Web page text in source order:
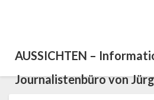
AUSSICHTEN –
Journalistenbüro von